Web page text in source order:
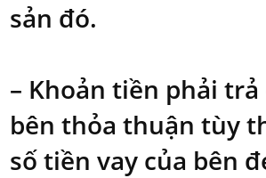
sản đó.
– Khoản tiền phải trả
bên thỏa thuận tùy
số tiền vay của bên